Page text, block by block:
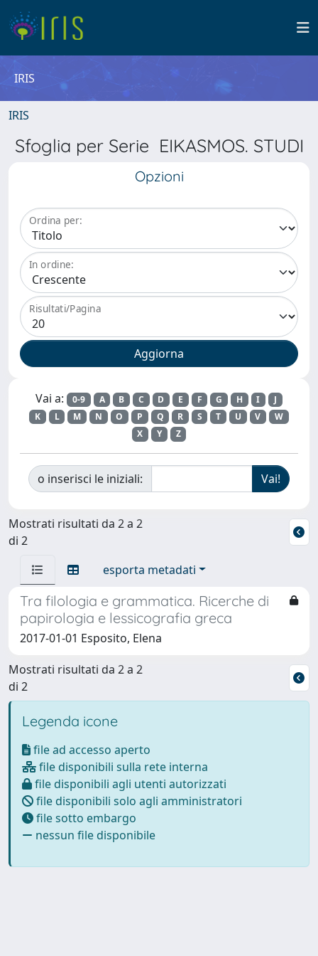
IRIS
IRIS
Sfoglia per Serie EIKASMOS. STUDI
Opzioni
Ordina per:
In ordine:
Risultati/Pagina
Vai a: 0-9 A B C D E F G H I
J
K
L M N O P Q R S T U V
W
X
Y Z
o inserisci le iniziali:
Mostrati risultati da 2 a 2
di 2
esporta metadati
Tra filologia e grammatica. Ricerche di
papirologia e lessicografia greca
2017-01-01 Esposito, Elena
Mostrati risultati da 2 a 2
di 2
Legenda icone
file ad accesso aperto
file disponibili sulla rete interna
file disponibili agli utenti autorizzati
file disponibili solo agli amministratori
file sotto embargo
nessun file disponibile